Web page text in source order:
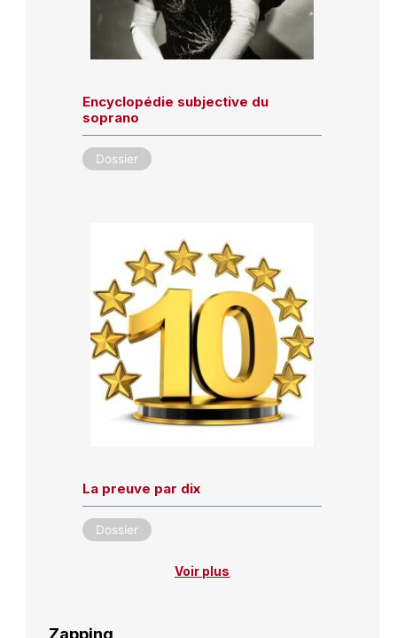
Encyclopédie subjective du
soprano
Dossier
La preuve par dix
Dossier
Voir plus
Zapping